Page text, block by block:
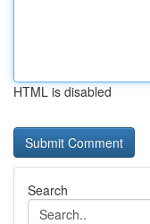
HTML is disabled
Search